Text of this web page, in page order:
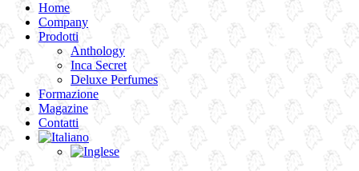
Home
Company
Prodotti
Anthology
Inca Secret
Deluxe Perfumes
Formazione
Magazine
Contatti